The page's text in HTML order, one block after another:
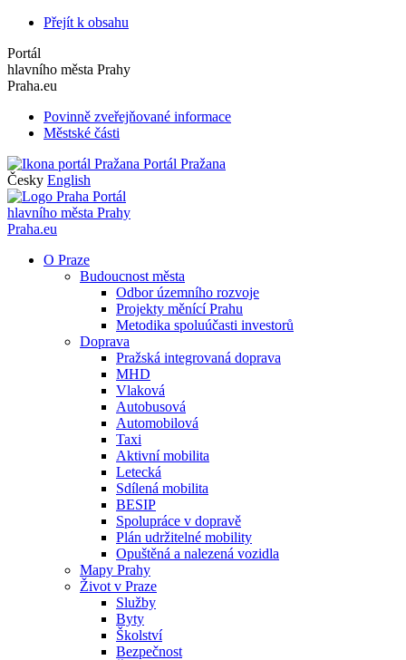
Přejít k obsahu
Portál
hlavního města Prahy
Praha.eu
Povinně zveřejňované informace
Městské části
Portál Pražana
Česky English
Portál
hlavního města Prahy
Praha.eu
O Praze
Budoucnost města
Odbor územního rozvoje
Projekty měnící Prahu
Metodika spoluúčasti investorů
Doprava
Pražská integrovaná doprava
MHD
Vlaková
Autobusová
Automobilová
Taxi
Aktivní mobilita
Letecká
Sdílená mobilita
BESIP
Spolupráce v dopravě
Plán udržitelné mobility
Opuštěná a nalezená vozidla
Mapy Prahy
Život v Praze
Služby
Byty
Školství
Bezpečnost